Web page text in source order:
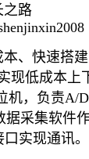
之路
、快速搭
现低成本上
机，负责A/
据采集软件
实现通讯。